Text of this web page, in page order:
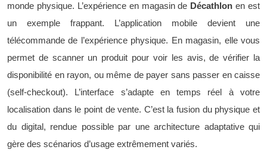
monde physique. L’expérience en magasin de Décathlon en est
un exemple frappant. L’application mobile devient une
télécommande de l’expérience physique. En magasin, elle vous
permet de scanner un produit pour voir les avis, de vérifier la
disponibilité en rayon, ou même de payer sans passer en caisse
(self-checkout). L’interface s’adapte en temps réel à votre
localisation dans le point de vente. C’est la fusion du physique et
du digital, rendue possible par une architecture adaptative qui
gère des scénarios d’usage extrêmement variés.